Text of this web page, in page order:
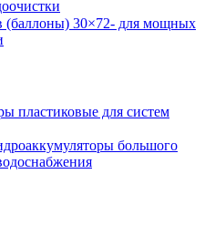
(баллоны) 30×72- для мощных
пластиковые для систем
большого